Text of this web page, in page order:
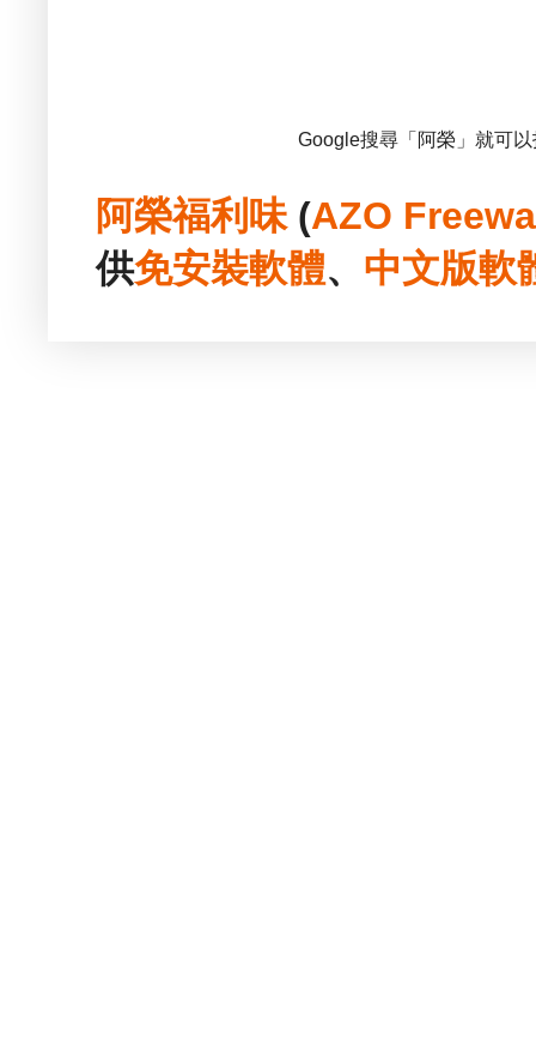
Google搜尋「阿榮」就可
阿榮福利味(AZO
供免安裝軟體、 中文版軟